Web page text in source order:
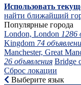
Использовать
найти ближайший
Популярные города
London, London 1286
Kingdom 74
Manchester, Great
26 объявления Bridge
Сброс локации
Выберите язык